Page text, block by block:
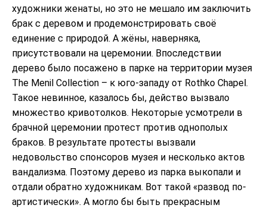
художники женаты, но это не мешало им заключить
брак с деревом и продемонстрировать своё
единение с природой. А жёны, наверняка,
присутствовали на церемонии. Впоследствии
дерево было посажено в парке на территории музея
The Menil Collection – к юго-западу от Rothko Chapel.
Такое невинное, казалось бы, действо вызвало
множество кривотолков. Некоторые усмотрели в
брачной церемонии протест против однополых
браков. В результате протесты вызвали
недовольство спонсоров музея и несколько актов
вандализма. Поэтому дерево из парка выкопали и
отдали обратно художникам. Вот такой «развод по-
артистически». А могло бы быть прекрасным